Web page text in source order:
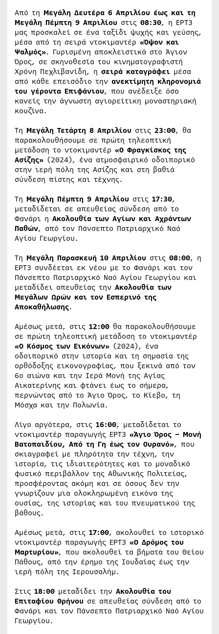
Από τη Μεγάλη Δευτέρα 6 Απριλίου έως και τη
Μεγάλη Πέμπτη 9 Απριλίου στις 08:30, η ΕΡΤ3
μας προσκαλεί σε ένα ταξίδι ψυχής και γεύσης,
μέσα από τη σειρά ντοκιμαντέρ «Όψον και
Ψαλμός». Γυρισμένη αποκλειστικά στο Άγιον
Όρος, σε σκηνοθεσία του κινηματογραφιστή
Χρόνη Πεχλιβανίδη, η σειρά καταγράφει μέσα
από κάθε επεισόδιο την ανεκτίμητη κληρονομιά
του γέροντα Επιφάνιου, που ανέδειξε όσο
κανείς την άγνωστη αγιορείτικη μοναστηριακή
κουζίνα.
Τη Μεγάλη Τετάρτη 8 Απριλίου στις 23:00, θα
παρακολουθήσουμε σε πρώτη τηλεοπτική
μετάδοση το ντοκιμαντέρ «Ο Φραγκίσκος της
Ασίζης» (2024), ένα ατμοσφαιρικό οδοιπορικό
στην ιερή πόλη της Ασίζης και στη βαθιά
σύνδεση πίστης και τέχνης.
Τη Μεγάλη Πέμπτη 9 Απριλίου στις 17:30,
μεταδίδεται σε απευθείας σύνδεση από το
Φανάρι η Ακολουθία των Αγίων και Αχράντων
Παθών, από τον Πάνσεπτο Πατριαρχικό Ναό
Αγίου Γεωργίου.
Τη Μεγάλη Παρασκευή 10 Απριλίου στις 08:00, η
ΕΡΤ3 συνδέεται εκ νέου με το Φανάρι και τον
Πάνσεπτο Πατριαρχικό Ναό Αγίου Γεωργίου και
μεταδίδει απευθείας την Ακολουθία των
Μεγάλων Ωρών και τον Εσπερινό της
Αποκαθήλωσης.
Αμέσως μετά, στις 12:00 θα παρακολουθήσουμε
σε πρώτη τηλεοπτική μετάδοση το ντοκιμαντέρ
«Ο Κόσμος των Εικόνων» (2024), ένα
οδοιπορικό στην ιστορία και τη σημασία της
ορθόδοξης εικονογραφίας, που ξεκινά από τον
6ο αιώνα και την Ιερά Μονή της Αγίας
Αικατερίνης και φτάνει έως το σήμερα,
περνώντας από το Άγιο Όρος, το Κίεβο, τη
Μόσχα και την Πολωνία.
Λίγο αργότερα, στις 16:00, μεταδίδεται το
ντοκιμαντέρ παραγωγής ΕΡΤ3 «Άγιο Όρος – Μονή
Βατοπαιδίου, Από τη Γη έως τον Ουρανό», που
σκιαγραφεί με πληρότητα την τέχνη, την
ιστορία, τις ιδιαιτερότητες και το μοναδικό
φυσικό περιβάλλον της Αθωνικής Πολιτείας,
προσφέροντας ακόμη και σε όσους δεν την
γνωρίζουν μια ολοκληρωμένη εικόνα της
ουσίας, της ιστορίας και του πνευματικού της
βάθους.
Αμέσως μετά, στις 17:00, ακολουθεί το ιστορικό
ντοκιμαντέρ παραγωγής ΕΡΤ3 «Ο Δρόμος του
Μαρτυρίου», που ακολουθεί τα βήματα του Θείου
Πάθους, από την έρημο της Ιουδαίας έως την
ιερή πόλη της Ιερουσαλήμ.
Στις 18:00 μεταδίδει την Ακολουθία του
Επιταφίου Θρήνου σε απευθείας σύνδεση από το
Φανάρι και τον Πάνσεπτο Πατριαρχικό Ναό Αγίου
Γεωργίου.